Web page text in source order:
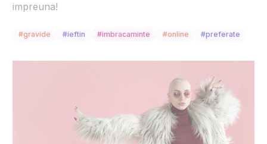
impreuna!
#gravide #ieftin #imbracaminte #online #preferate